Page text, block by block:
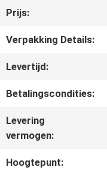
NIEUWS
GEVALLEN
SITEMAP
Prijs:
Verpakking Details:
Levertijd:
Betalingscondities:
Levering
vermogen:
Hoogtepunt: